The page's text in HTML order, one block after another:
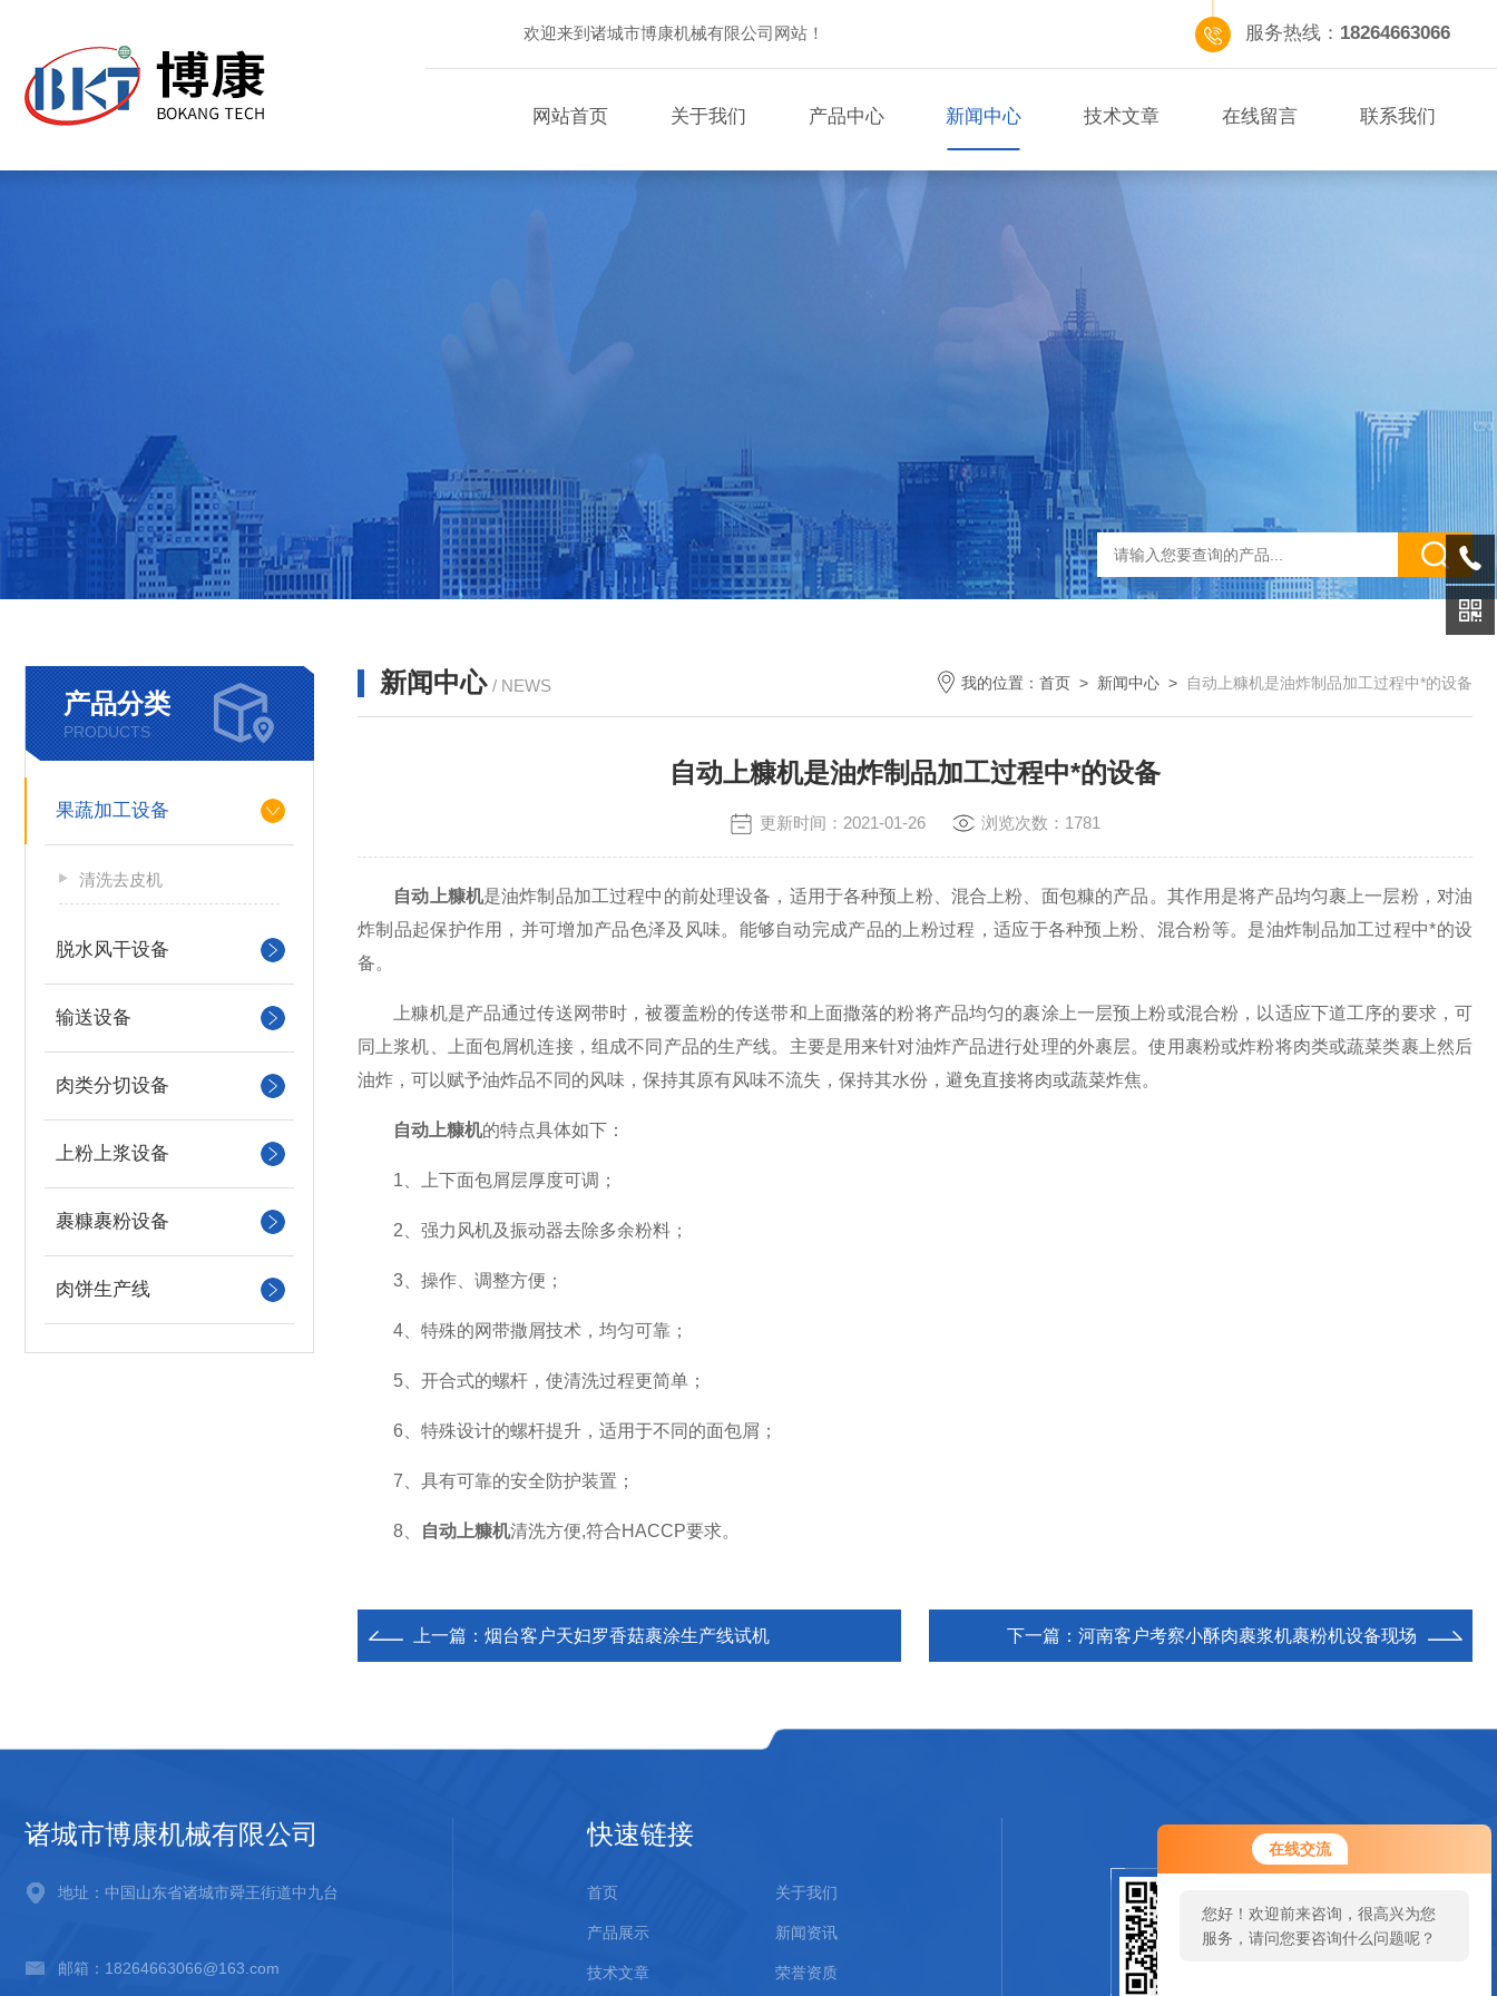
在线交流
您好！欢迎前来咨询，很高兴为您
服务，请问您要咨询什么问题呢？
欢迎来到诸城市博康机械有限公司网站！ 服务热线： 18264663066
网站首页 关于我们 产品中心 新闻中心 技术文章 在线留言 联系我们
产品分类
PRODUCTS
果蔬加工设备
清洗去皮机
脱水风干设备
输送设备
肉类分切设备
上粉上浆设备
裹糠裹粉设备
肉饼生产线
新闻中心 / NEWS 我的位置： 首页 > 新闻中心 > 自动上糠机是油炸制品加工过程中*的设备
自动上糠机是油炸制品加工过程中*的设备
更新时间：2021-01-26 浏览次数：1781
自动上糠机是油炸制品加工过程中的前处理设备，适用于各种预上粉、混合上粉、面包糠的产品。其作用是将产品均匀裹上一层粉，对油
炸制品起保护作用，并可增加产品色泽及风味。能够自动完成产品的上粉过程，适应于各种预上粉、混合粉等。是油炸制品加工过程中*的设
备。
上糠机是产品通过传送网带时，被覆盖粉的传送带和上面撒落的粉将产品均匀的裹涂上一层预上粉或混合粉，以适应下道工序的要求，可
同上浆机、上面包屑机连接，组成不同产品的生产线。主要是用来针对油炸产品进行处理的外裹层。使用裹粉或炸粉将肉类或蔬菜类裹上然后
油炸，可以赋予油炸品不同的风味，保持其原有风味不流失，保持其水份，避免直接将肉或蔬菜炸焦。
自动上糠机的特点具体如下：
1、上下面包屑层厚度可调；
2、强力风机及振动器去除多余粉料；
3、操作、调整方便；
4、特殊的网带撒屑技术，均匀可靠；
5、开合式的螺杆，使清洗过程更简单；
6、特殊设计的螺杆提升，适用于不同的面包屑；
7、具有可靠的安全防护装置；
8、 自动上糠机清洗方便,符合HACCP要求。
上一篇： 烟台客户天妇罗香菇裹涂生产线试机 下一篇： 河南客户考察小酥肉裹浆机裹粉机设备现场
诸城市博康机械有限公司
地址：中国山东省诸城市舜王街道中九台
邮箱：18264663066@163.com
快速链接
首页 关于我们
产品展示 新闻资讯
技术文章 荣誉资质
扫一扫关注我们